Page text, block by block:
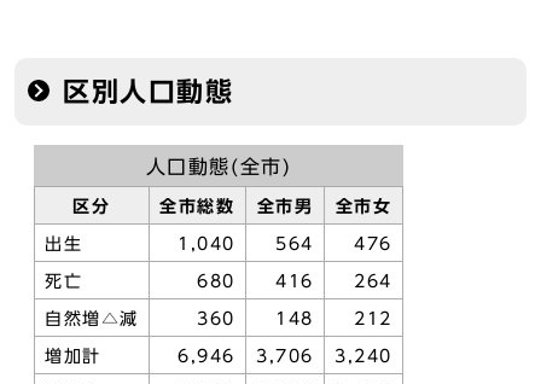
区別人口動態
人口動態(全市)
区分 全市総数 全市男 全市女
出生 1,040 564 476
死亡 680 416 264
自然増△減 360 148 212
増加計 6,946 3,706 3,240